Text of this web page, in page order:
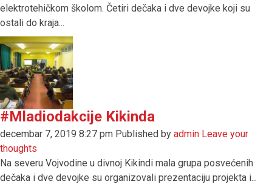
elektrotehičkom školom. Četiri dečaka i dve devojke koji su
ostali do kraja...
#Mladiodakcije Kikinda
decembar 7, 2019 8:27 pm Published by admin Leave your
thoughts
Na severu Vojvodine u divnoj Kikindi mala grupa posvećenih
dečaka i dve devojke su organizovali prezentaciju projekta i...